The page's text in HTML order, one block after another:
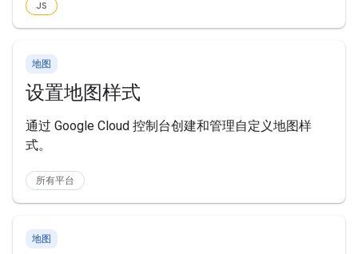
JS
地图
设置地图样式
通过 Google Cloud 控制台创建和管理自定义地图样
式。
所有平台
地图